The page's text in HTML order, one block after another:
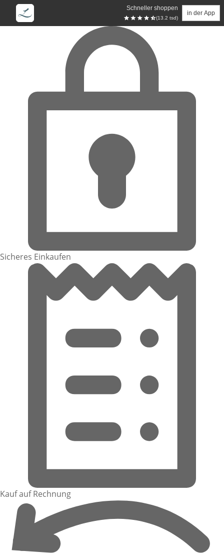
Schneller shoppen
(13.2 tsd)
in der App
Zum Hauptinhalt springen
Sicheres Einkaufen
Kauf auf Rechnung